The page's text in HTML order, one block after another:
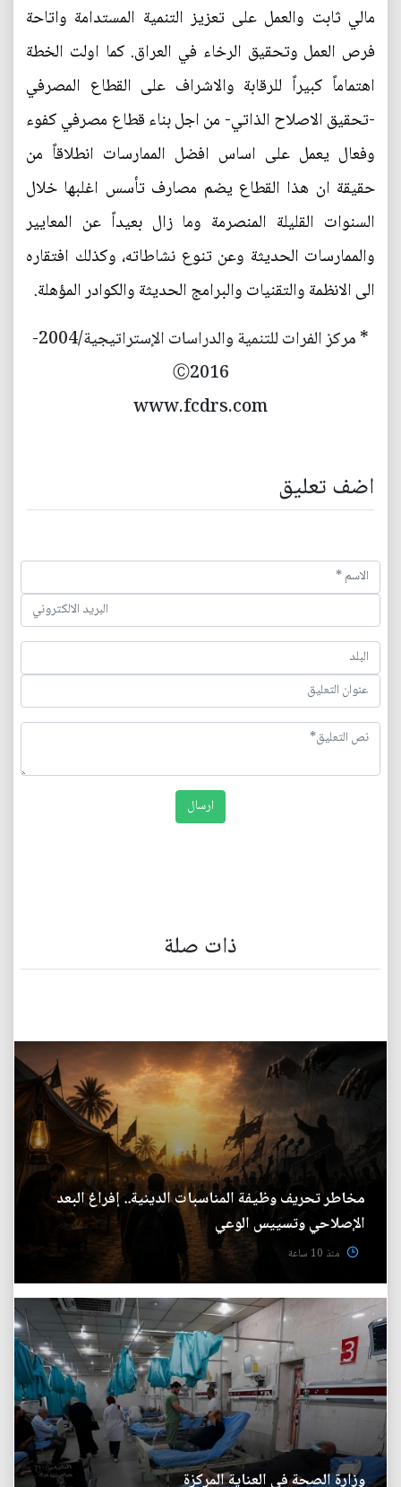
مالي ثابت والعمل على تعزيز التنمية المستدامة واتاحة
فرص العمل وتحقيق الرخاء في العراق. كما اولت الخطة
اهتماماً كبيراً للرقابة والاشراف على القطاع المصرفي
-تحقيق الاصلاح الذاتي- من اجل بناء قطاع مصرفي كفوء
وفعال يعمل على اساس افضل الممارسات انطلاقاً من
حقيقة ان هذا القطاع يضم مصارف تأسس اغلبها خلال
السنوات القليلة المنصرمة وما زال بعيداً عن المعايير
والممارسات الحديثة وعن تنوع نشاطاته، وكذلك افتقاره
الى الانظمة والتقنيات والبرامج الحديثة والكوادر المؤهلة.
* مركز الفرات للتنمية والدراسات الإستراتيجية/2004-
Ⓒ2016
www.fcdrs.com
اضف تعليق
ذات صلة
مخاطر تحريف وظيفة المناسبات الدينية.. إفراغ البعد
الإصلاحي وتسييس الوعي
منذ 10 ساعة
وزارة الصحة في العناية المركزة